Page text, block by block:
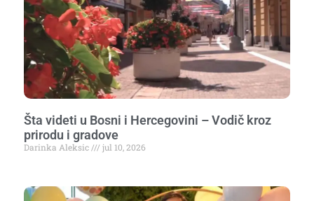
Šta videti u Bosni i Hercegovini – Vodič kroz
prirodu i gradove
Darinka Aleksic jul 10, 2026